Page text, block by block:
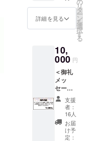
しま
す。
す
コース
ターで
す。 絵
品オリ
ジナル
デザイ
ンで
す！ ※
デザイ
ンはお
選びい
ただけ
ません
※サイ
ズ：8.5
詳細を見る
の
リ
タ
ー
ン
を
選
択
す
る
10,
000 円
＜御礼
メッ
セージ
を送り
いたし
ます＞
本プロ
ジェク
トのご
支援
者：
16人
お届
け予
定：